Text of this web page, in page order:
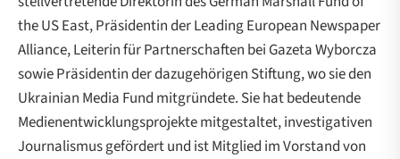
the US East, Präsidentin der Leading European Newspaper
Alliance, Leiterin für Partnerschaften bei Gazeta Wyborcza
sowie Präsidentin der dazugehörigen Stiftung, wo sie den
Ukrainian Media Fund mitgründete. Sie hat bedeutende
Medienentwicklungsprojekte mitgestaltet, investigativen
Journalismus gefördert und ist Mitglied im Vorstand von